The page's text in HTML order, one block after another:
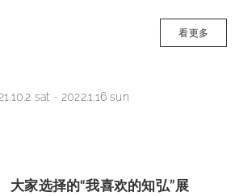
看更多
sat - 2022.1.16 sun
家选择的“我喜欢的知弘”展